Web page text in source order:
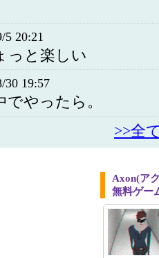
5 20:21
っと楽しい
30 19:57
でやったら。
>>全
Axon(ア
無料ゲー